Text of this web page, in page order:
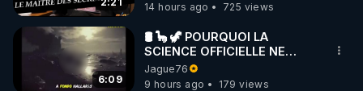
trump
14 hours ago
725 views
6:09
🛢 🦕 🦖 POURQUOI LA
SCIENCE OFFICIELLE NE
CONNAÎT-ELLE PAS LA VRAIE
ORIGINE DU PÉTROLE ?
Jague76
9 hours ago
179 views